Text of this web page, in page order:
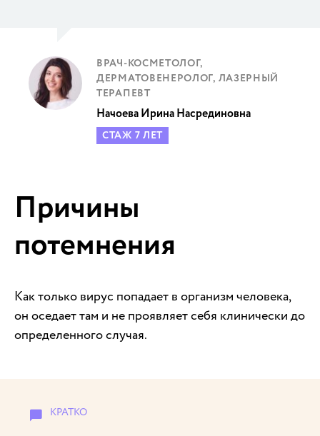
ВРАЧ-КОСМЕТОЛОГ,
ДЕРМАТОВЕНЕРОЛОГ, ЛАЗЕРНЫЙ
ТЕРАПЕВТ
Начоева Ирина Насрединовна
СТАЖ 7 ЛЕТ
Причины
потемнения
Как только вирус попадает в организм человека,
он оседает там и не проявляет себя клинически до
определенного случая.